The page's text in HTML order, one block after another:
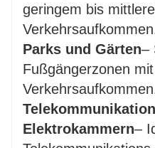
geringem bis
Parks und Gärten–
Fußgängerzonen
Elektrokammern–